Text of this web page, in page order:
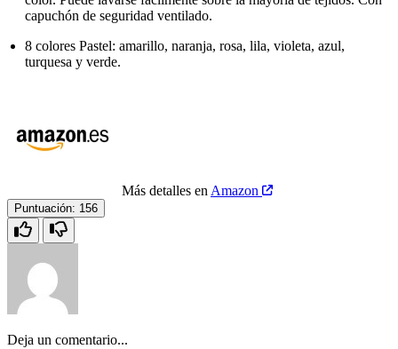
capuchón de seguridad ventilado.
8 colores Pastel: amarillo, naranja, rosa, lila, violeta, azul,
turquesa y verde.
Más detalles en Amazon
Puntuación: 156
Deja un comentario...